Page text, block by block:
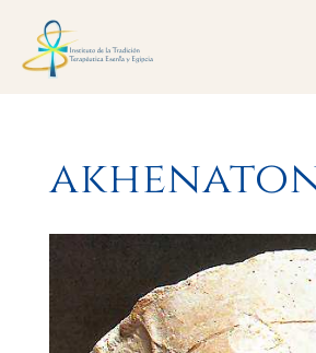
akhenaton